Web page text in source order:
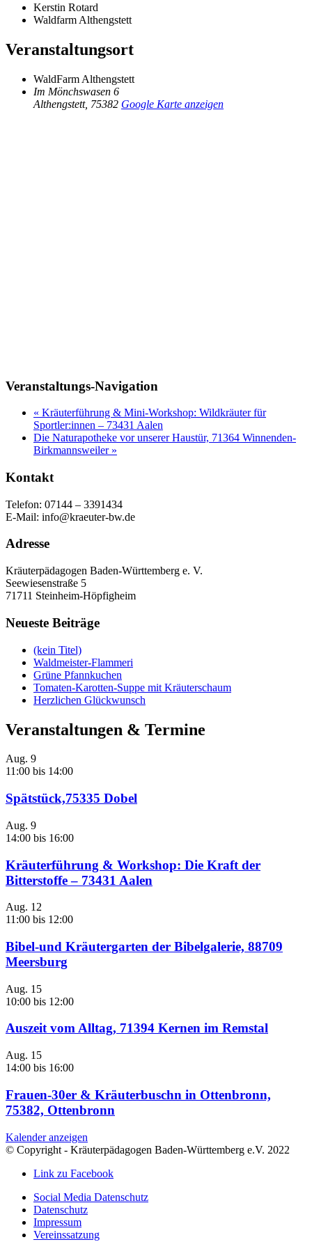
Kerstin Rotard
Waldfarm Althengstett
Veranstaltungsort
WaldFarm Althengstett
Im Mönchswasen 6
Althengstett, 75382 Google Karte anzeigen
Veranstaltungs-Navigation
« Kräuterführung & Mini-Workshop: Wildkräuter für
Sportler:innen – 73431 Aalen
Die Naturapotheke vor unserer Haustür, 71364 Winnenden-
Birkmannsweiler »
Kontakt
Telefon: 07144 – 3391434
E-Mail: info@kraeuter-bw.de
Adresse
Kräuterpädagogen Baden-Württemberg e. V.
Seewiesenstraße 5
71711 Steinheim-Höpfigheim
Neueste Beiträge
(kein Titel)
Waldmeister-Flammeri
Grüne Pfannkuchen
Tomaten-Karotten-Suppe mit Kräuterschaum
Herzlichen Glückwunsch
Veranstaltungen & Termine
Aug. 9
11:00 bis 14:00
Spätstück,75335 Dobel
Aug. 9
14:00 bis 16:00
Kräuterführung & Workshop: Die Kraft der
Bitterstoffe – 73431 Aalen
Aug. 12
11:00 bis 12:00
Bibel-und Kräutergarten der Bibelgalerie, 88709
Meersburg
Aug. 15
10:00 bis 12:00
Auszeit vom Alltag, 71394 Kernen im Remstal
Aug. 15
14:00 bis 16:00
Frauen-30er & Kräuterbuschn in Ottenbronn,
75382, Ottenbronn
Kalender anzeigen
© Copyright - Kräuterpädagogen Baden-Württemberg e.V. 2022
Link zu Facebook
Social Media Datenschutz
Datenschutz
Impressum
Vereinssatzung